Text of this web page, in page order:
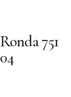
7750
751